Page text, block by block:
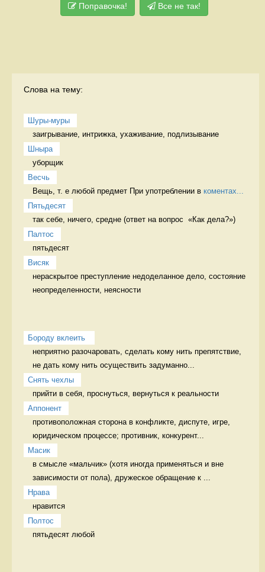
Поправочка! Все не так!
Слова на тему:
Шуры-муры
заигрывание, интрижка, ухаживание, подлизывание
Шныра
уборщик
Весчь
Вещь, т. е любой предмет При употреблении в коментах...
Пятьдесят
так себе, ничего, средне (ответ на вопрос  «Как дела?»)
Палтос
пятьдесят
Висяк
нераскрытое преступление недоделанное дело, состояние
неопределенности, неясности
Бороду вклеить
неприятно разочаровать, сделать кому нить препятствие,
не дать кому нить осуществить задуманно...
Снять чехлы
прийти в себя, проснуться, вернуться к реальности
Аппонент
противоположная сторона в конфликте, диспуте, игре,
юридическом процессе; противник, конкурент...
Масик
в смысле «мальчик» (хотя иногда применяться и вне
зависимости от пола), дружеское обращение к ...
Нрава
нравится
Полтос
пятьдесят любой